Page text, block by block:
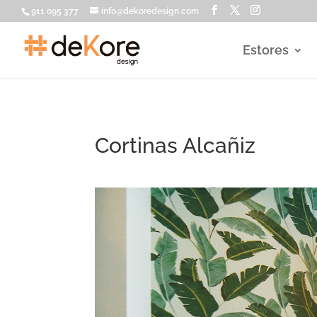
911 095 377 info@dekoredesign.com
Estores
Cortinas Alcañiz